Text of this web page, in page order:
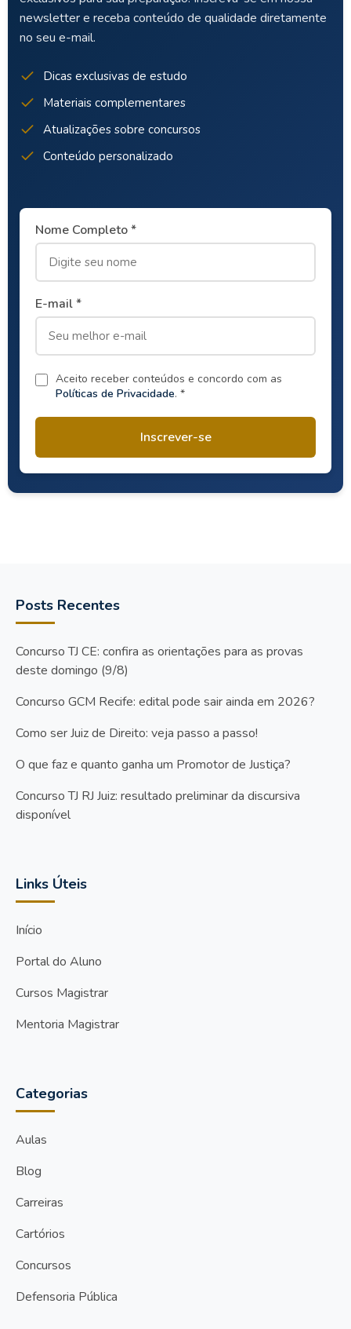
newsletter e receba conteúdo de qualidade diretamente
no seu e-mail.
Dicas exclusivas de estudo
Materiais complementares
Atualizações sobre concursos
Conteúdo personalizado
Nome Completo *
E-mail *
Aceito receber conteúdos e concordo com as
Políticas de Privacidade. *
Inscrever-se
Posts Recentes
Concurso TJ CE: confira as orientações para as provas
deste domingo (9/8)
Concurso GCM Recife: edital pode sair ainda em 2026?
Como ser Juiz de Direito: veja passo a passo!
O que faz e quanto ganha um Promotor de Justiça?
Concurso TJ RJ Juiz: resultado preliminar da discursiva
disponível
Links Úteis
Início
Portal do Aluno
Cursos Magistrar
Mentoria Magistrar
Categorias
Aulas
Blog
Carreiras
Cartórios
Concursos
Defensoria Pública